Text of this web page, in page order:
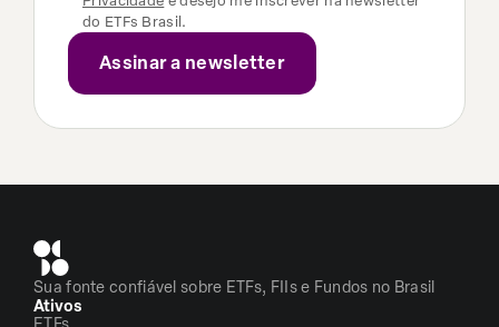
do ETFs Brasil.
Sua fonte confiável sobre ETFs, FIIs e Fundos no Brasil
Ativos